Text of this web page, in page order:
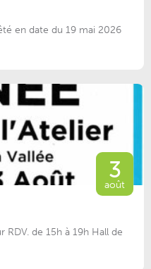
en date du 19 mai 2026
3
août
de 15h à 19h Hall de